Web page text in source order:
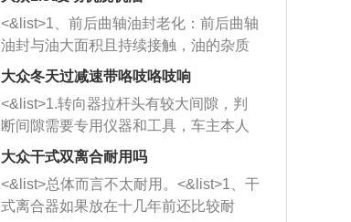
西取出来。但如果是因为积碳过多引起
的堵塞，就需要将三元催化器泡在草酸
洗剂对堵塞的情况得到解决，将清洗剂
放在燃油箱中，与燃油混合后，车辆启
动时，就可以和汽油一起进入到燃烧
室，最后形成废气排出，就可以让三元
催化器得到清洗，排气管堵塞的情况就
能够得到解决。
一圈半的练习，往右同样也要打相同的
圈数。 <&list>3、最后强调要反复练
习，这样就可以形成肌肉记忆，在真实
驾驶车辆时，不需要记忆也能打好方
向。
<&list>1、前后曲轴油封老化：前后曲轴
油封与油大面积且持续接触，油的杂质
和发动机内持续温度变化使其密封效果
逐渐减弱，导致渗油或漏油。<&list>2、
活塞间隙过大：积碳会使活塞环与缸体
的间隙扩大，导致机油流入燃烧室中，
造成烧机油。<&list>3、机油粘度。使用
机油粘度过小的话，同样会有烧机油现
象，机油粘度过小具有很好的流动性，
大众冬天过减速带咯吱咯吱响
<&list>1.转向器拉杆头有较大间隙，判
断间隙需要专用仪器和工具，车主本人
无法制作，需要将车辆送到修理厂或4s
店；<&list>2.车辆半轴套管防尘罩破
裂，破裂后会出现漏油现象，使半轴磨
损严重，磨损的半轴容易损坏，产生异
大众干式双离合耐用吗
<&list>总体而言不太耐用。<&list>1、干
式离合器如果放在十几年前还比较耐